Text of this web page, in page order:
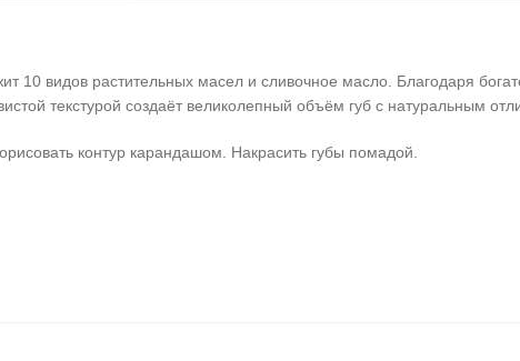
10 видов растительных масел и сливочное масло. Благодаря
текстурой создаёт великолепный объём губ с натуральным
контур карандашом. Накрасить губы помадой.